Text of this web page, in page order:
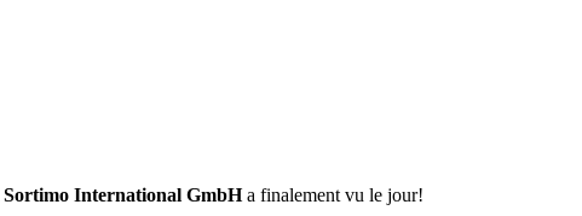
Sortimo International GmbHa finalement vu le jour!